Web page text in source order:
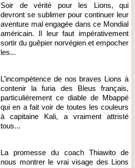
Soir de vérité pour les Lions, qui
devront se sublimer pour continuer leur
aventure mal engagée dans ce Mondial
américain. Il leur faut impérativement
sortir du guêpier norvégien et empocher
les...
L’incompétence de nos braves Lions à
contenir la furia des Bleus français,
particulièrement ce diable de Mbappé
qui en a fait voir de toutes les couleurs
à capitaine Kali, a vraiment attristé
tous...
La promesse du coach Thiawito de
nous montrer le vrai visage des Lions